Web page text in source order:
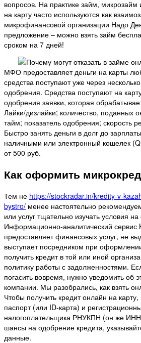
вопросов. На практике займ, микрозайм
на карту часто используются как
микрофинансовой организации Надо
предложение – можно взять займ
сроком на 7 дней!
МФО предоставляет деньги на карты
средства поступают уже через
одобрения. Средства поступают на
одобрения заявки, которая
Лайки/дизлайки; количество, поданных
тайм; показатель одобрения; скорость
Быстро занять деньги в долг до
наличными или электронный кошелек
от 500 руб.
Как оформить
Тем не https://stockradar.in/kredity-v-
bystro/ менее настоятельно
или услуг тщательно изучать условия
Информационно-аналитический сервис
предоставляет финансовых услуг, не
выступает посредником при
получить кредит в той или иной
политику работы с задолженностями.
погасить вовремя, нужно уведомить об
компании. Мы разобрались, как взять
Чтобы получить кредит онлайн на
паспорт (или ID-карта) и
налогоплательщика РНУКПН (он же
шансы на одобрение кредита,
данные.